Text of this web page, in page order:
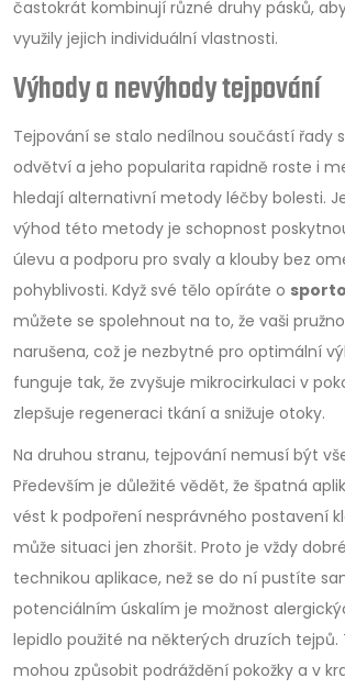
častokrát kombinují různé druhy pásků,
využily jejich individuální vlastnosti.
Výhody a nevýhody tejpování
Tejpování se stalo nedílnou součástí řady
odvětví a jeho popularita rapidně roste i
hledají alternativní metody léčby bolesti.
výhod této metody je schopnost
úlevu a podporu pro svaly a klouby bez
pohyblivosti. Když své tělo opíráte o
můžete se spolehnout na to, že vaši
narušena, což je nezbytné pro optimální
funguje tak, že zvyšuje mikrocirkulaci v
zlepšuje regeneraci tkání a snižuje otoky.
Na druhou stranu, tejpování nemusí být
Především je důležité vědět, že špatná
vést k podpoření nesprávného postavení
může situaci jen zhoršit. Proto je vždy
technikou aplikace, než se do ní pustíte
potenciálním úskalím je možnost
lepidlo použité na některých druzích tejpů.
mohou způsobit podráždění pokožky a v